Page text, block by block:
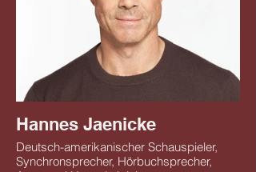
Hannes Jaenicke
Deutsch-amerikanischer Schauspieler,
Synchronsprecher, Hörbuchsprecher,